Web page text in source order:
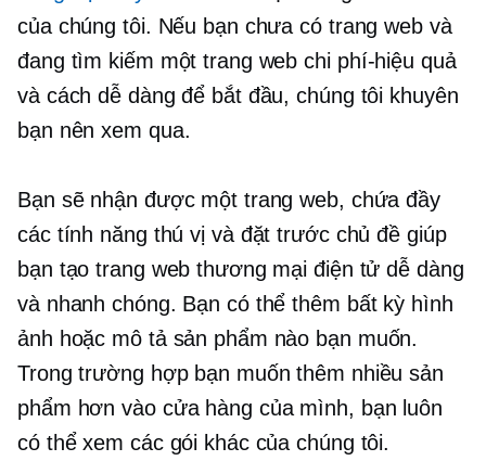
của chúng tôi. Nếu bạn chưa có trang web và
đang tìm kiếm một trang webchi phí-hiệu quả
và cách dễ dàng để bắt đầu, chúng tôi khuyên
bạn nên xem qua.
Bạn sẽ nhận được một trang web, chứa đầy
các tính năng thú vị và đặt trướcchủ đề giúp
bạn tạo trang web thương mại điện tử dễ dàng
và nhanh chóng. Bạn có thể thêm bất kỳ hình
ảnh hoặc mô tả sản phẩm nào bạn muốn.
Trong trường hợp bạn muốn thêm nhiều sản
phẩm hơn vào cửa hàng của mình, bạn luôn
có thể xem các gói khác của chúng tôi.